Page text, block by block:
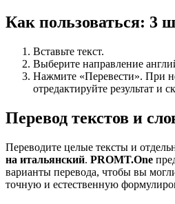
Как пользоваться: 3
Вставьте текст.
Выберите направление
Нажмите «Перевести». При
отредактируйте результат и
Перевод текстов и
Переводите целые тексты и
на итальянский. PROMT.One
варианты перевода, чтобы вы
точную и естественную